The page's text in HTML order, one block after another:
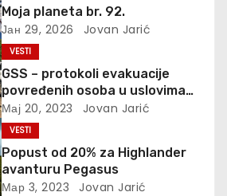
Moja planeta br. 92.
Јан 29, 2026 Jovan Jarić
VESTI
GSS – protokoli evakuacije
povređenih osoba u uslovima
prirodnih katastrofa
Мај 20, 2023 Jovan Jarić
VESTI
Popust od 20% za Highlander
avanturu Pegasus
Мар 3, 2023 Jovan Jarić